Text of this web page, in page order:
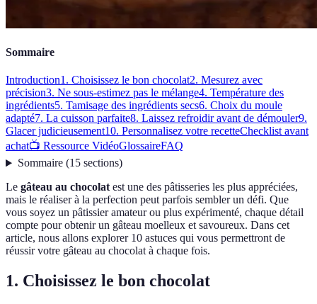
Sommaire
Introduction1. Choisissez le bon chocolat2. Mesurez avec
précision3. Ne sous-estimez pas le mélange4. Température des
ingrédients5. Tamisage des ingrédients secs6. Choix du moule
adapté7. La cuisson parfaite8. Laissez refroidir avant de démouler9.
Glacer judicieusement10. Personnalisez votre recetteChecklist avant
achat📺 Ressource VidéoGlossaireFAQ
Sommaire(15 sections)
Le gâteau au chocolatest une des pâtisseries les plus appréciées,
mais le réaliser à la perfection peut parfois sembler un défi. Que
vous soyez un pâtissier amateur ou plus expérimenté, chaque détail
compte pour obtenir un gâteau moelleux et savoureux. Dans cet
article, nous allons explorer 10 astuces qui vous permettront de
réussir votre gâteau au chocolat à chaque fois.
1. Choisissez le bon chocolat